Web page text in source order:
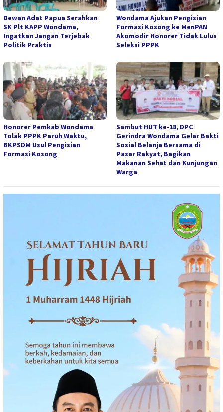
Dewan Adat Papua Serahkan
SK Plt KAPP Wondama,
Ingatkan Jangan Terjebak
Politik Praktis
Wondama Ajukan Pengisian
Formasi Kosong ke MenPAN
Akomodir Honorer Tidak Lulus
Seleksi PPPK
Honorer Pemkab Wondama
Tolak PPPK Paruh Waktu,
BKPSDM Usul Pengisian
Formasi Kosong
Sambut HUT ke-18, DPC
Gerindra Wondama Gelar Bakti
Sosial Belanja Bersama di
Pasar Rakyat, Bagikan
Makanan Sehat dan Kunjungan
Warga